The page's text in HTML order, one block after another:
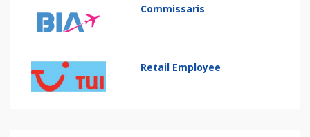
Commissaris
Retail Employee